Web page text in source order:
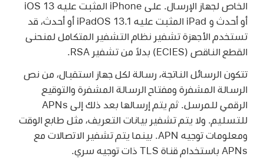
الخاص لجهاز الإرسال. على iPhone المثبت عليه
iOS 13
أو أحدث و iPad المثبت عليه
iPadOS 13.1 أو أحدث، قد
تستخدم الأجهزة تشفير نظام التشفير المتكامل لمنحنى
القطع الناقص (ECIES) بدلاً من تشفير RSA.
تتكون الرسائل الناتجة، رسالة لكل جهاز استقبال، من نص
الرسالة المشفرة ومفتاح الرسالة المشفرة والتوقيع
الرقمي للمرسل. ثم يتم إرسالها بعد ذلك إلى APNs
للتسليم. ولا يتم تشفير بيانات التعريف، مثل طابع الوقت
ومعلومات توجيه APN. بينما يتم تشفير الاتصالات مع
APNs باستخدام قناة TLS ذات توجيه سري.